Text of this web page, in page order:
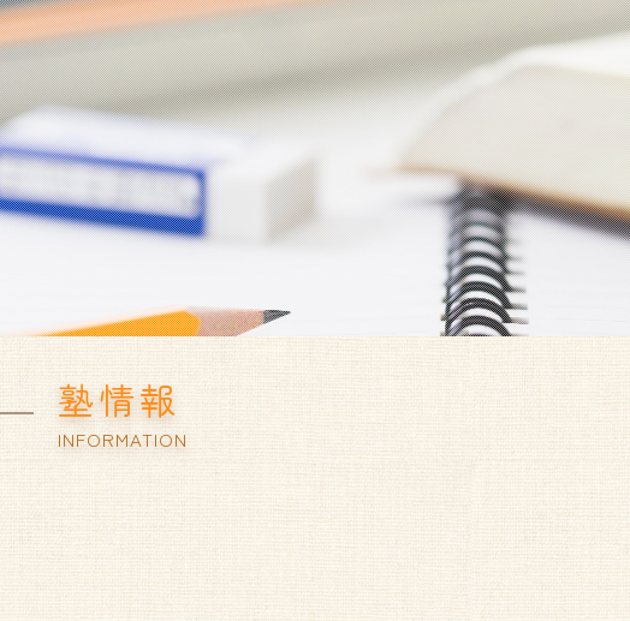
塾情報
INFORMATION